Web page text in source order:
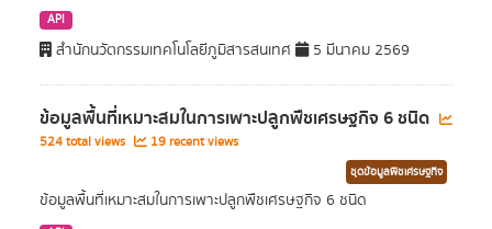
API
สำนักนวัตกรรมเทคโนโลยีภูมิสารสนเทศ 5 มีนาคม 2569
ข้อมูลพื้นที่เหมาะสมในการเพาะปลูกพืชเศรษฐกิจ 6 ชนิด
524 total views 19 recent views
ชุดข้อมูลพืชเศรษฐกิจ
ข้อมูลพื้นที่เหมาะสมในการเพาะปลูกพืชเศรษฐกิจ 6 ชนิด